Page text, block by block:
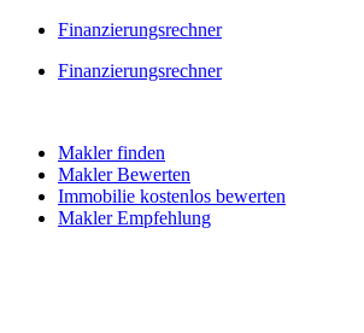
Skip
content
Finanzierungsrechner
Finanzierungsrechner
Makler finden
Makler Bewerten
Immobilie kostenlos bewerten
Makler Empfehlung